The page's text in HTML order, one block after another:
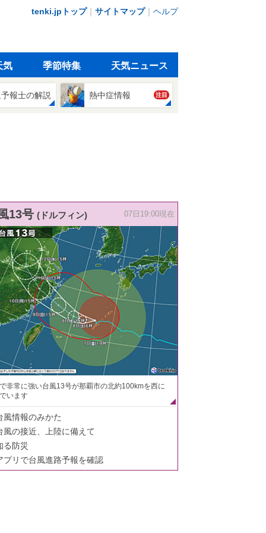
tenki.jpトップ｜ サイトマップ｜ ヘルプ
気 季節特集 天気ニュース
報士の解説 熱中症情報 注目
13号 (ドルフィン) 07日19:00現在
非常に強い台風13号が那覇市の北約100kmを西に
います
風情報のみかた
風の接近、上陸に備えて
る防災
プリで台風進路予報を確認